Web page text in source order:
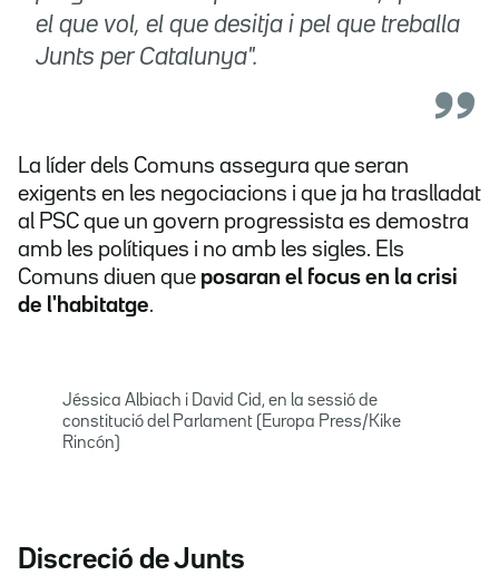
el que vol, el que desitja i pel que treballa
Junts per Catalunya".
La líder dels Comuns assegura que seran
exigents en les negociacions i que ja ha traslladat
al PSC que un govern progressista es demostra
amb les polítiques i no amb les sigles. Els
Comuns diuen que posaran el focus en la crisi
de l'habitatge.
Jéssica Albiach i David Cid, en la sessió de
constitució del Parlament (Europa Press/Kike
Rincón)
Discreció de Junts